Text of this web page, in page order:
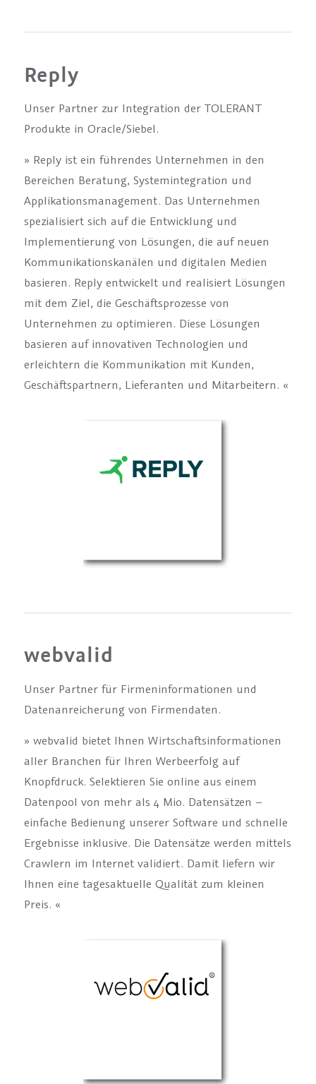
Reply
Unser Partner zur Integration der TOLERANT
Produkte in Oracle/Siebel.
» Reply ist ein führendes Unternehmen in den
Bereichen Beratung, Systemintegration und
Applikationsmanagement. Das Unternehmen
spezialisiert sich auf die Entwicklung und
Implementierung von Lösungen, die auf neuen
Kommunikationskanälen und digitalen Medien
basieren. Reply entwickelt und realisiert Lösungen
mit dem Ziel, die Geschäftsprozesse von
Unternehmen zu optimieren. Diese Lösungen
basieren auf innovativen Technologien und
erleichtern die Kommunikation mit Kunden,
Geschäftspartnern, Lieferanten und Mitarbeitern. «
webvalid
Unser Partner für Firmeninformationen und
Datenanreicherung von Firmendaten.
» webvalid bietet Ihnen Wirtschaftsinformationen
aller Branchen für Ihren Werbeerfolg auf
Knopfdruck. Selektieren Sie online aus einem
Datenpool von mehr als 4 Mio. Datensätzen –
einfache Bedienung unserer Software und schnelle
Ergebnisse inklusive. Die Datensätze werden mittels
Crawlern im Internet validiert. Damit liefern wir
Ihnen eine tagesaktuelle Qualität zum kleinen
Preis. «